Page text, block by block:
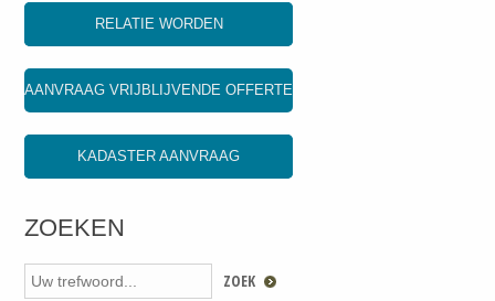
RELATIE WORDEN
AANVRAAG VRIJBLIJVENDE OFFERTE
KADASTER AANVRAAG
ZOEKEN